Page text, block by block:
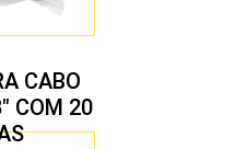
CABO
COM 20